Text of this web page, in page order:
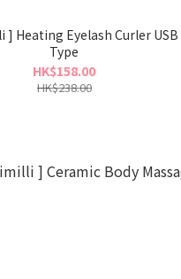
] Heating Eyelash Curler USB
Type
HK$158.00
HK$238.00